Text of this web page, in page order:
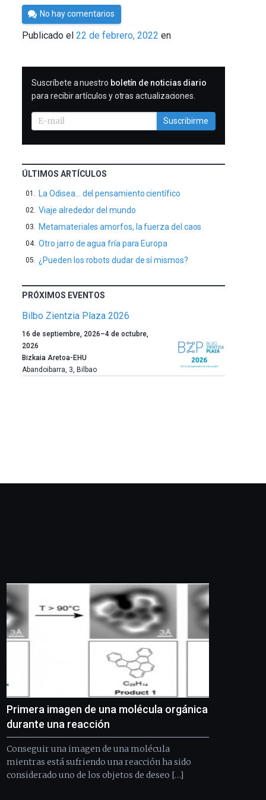
Por
César
Tomé
No hay comentarios
Publicado el22 de febrero, 2022 en
SUSCRIBIRME
Suscríbete a nuestro boletín de noticias diario
para recibir artículos y otras actualizaciones.
Suscribirme
ÚLTIMOS ARTÍCULOS
La Odisea… del pensamiento científico
Viaje alrededor del mundo
Metamateriales amorfos, la fuerza del caos
Otro jarro de agua fría para Europa
¿Pueden los robots dudar de sí mismos?
PRÓXIMOS EVENTOS
Bilbo Zientzia Plaza 2026
Un
año
más,
Bilbao
un
llenará
la
ciudad
y
espectáculos
de
ciencia
del
16
16 de septiembre, 2026–4 de octubre,
2026
Bizkaia Aretoa-EHU
Abandoibarra, 3, Bilbao
Primera imagen de una molécula orgánica
durante una reacción
Conseguir una imagen de una molécula
mientras está sufriendo una reacción ha sido
considerado uno de los objetos de deseo […]